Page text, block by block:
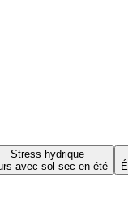
Stress hydrique
avec sol sec en été